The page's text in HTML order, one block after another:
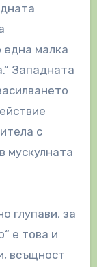
една малка
Западната
с
мускулната
глупави, за
е това и
всъщност